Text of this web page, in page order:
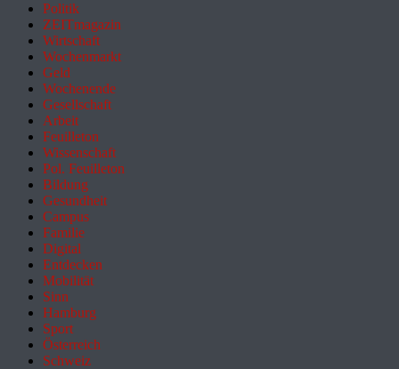
Politik
ZEITmagazin
Wirtschaft
Wochenmarkt
Geld
Wochenende
Gesellschaft
Arbeit
Feuilleton
Wissenschaft
Pol. Feuilleton
Bildung
Gesundheit
Campus
Familie
Digital
Entdecken
Mobilität
Sinn
Hamburg
Sport
Österreich
Schweiz